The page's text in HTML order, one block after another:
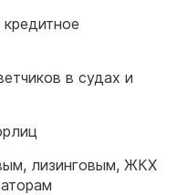
в судах и
лизинговым, ЖКХ